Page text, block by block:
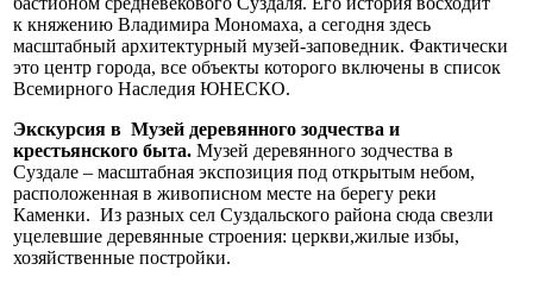
к княжению Владимира Мономаха, а сегодня здесь
масштабный архитектурный музей-заповедник. Фактически
это центр города, все объекты которого включены в список
Всемирного Наследия ЮНЕСКО.
Экскурсия в Музей деревянного зодчества и
крестьянского быта. Музей деревянного зодчества в
Суздале – масштабная экспозиция под открытым небом,
расположенная в живописном месте на берегу реки
Каменки. Из разных сел Суздальского района сюда свезли
уцелевшие деревянные строения: церкви,жилые избы,
хозяйственные постройки.